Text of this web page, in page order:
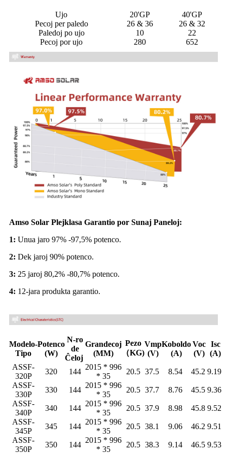
Ujo 20'GP
40'GP
Pecoj per paledo
26 & 36
26 & 32
Paledoj po ujo
10
22
Pecoj por ujo
280 652
Amso Solar Plejklasa Garantio por Sunaj Paneloj:
1: Unua jaro 97% -97,5% potenco.
2: Dek jaroj 90% potenco.
3: 25 jaroj 80,2% -80,7% potenco.
4: 12-jara produkta garantio.
Modelo-
Tipo
Potenco
(W)
N-ro
de
Ĉeloj
Grandecoj
(MM)
Pezo
（KG)
Vmp
(V)
Koboldo
(A)
Voc
(V)
Isc
(A)
ASSF-
320P
320 144
2015 * 996
* 35
20.5 37.5 8.54 45.2 9.19
ASSF-
330P
330 144
2015 * 996
* 35
20.5 37.7 8.76 45.5 9.36
ASSF-
340P
340 144
2015 * 996
* 35
20.5 37.9 8.98 45.8 9.52
ASSF-
345P
345 144
2015 * 996
* 35
20.5 38.1 9.06 46.2 9.51
ASSF-
350P
350 144
2015 * 996
* 35
20.5 38.3 9.14 46.5 9.53